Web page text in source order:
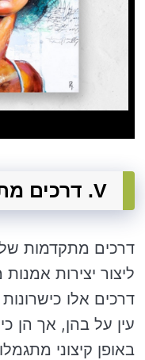
V. דרכים מתקדמות של צבעי מים
דרכים מתקדמות
ליצור יצירות
דרכים אלו
עין על בהן, אך הן
באופן קיצוני